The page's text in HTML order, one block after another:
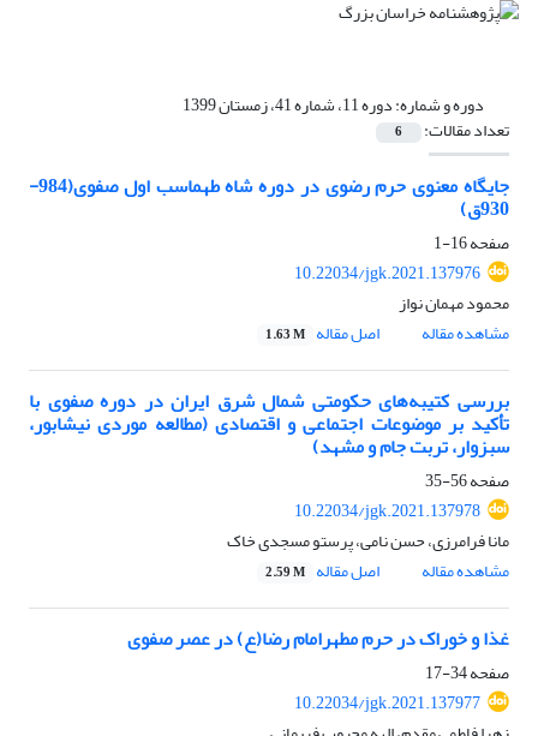
دوره و شماره:دوره 11، شماره 41، زمستان 1399
تعداد مقالات: 6
جایگاه معنوی حرم رضوی در دوره شاه طهماسب اول صفوی(984-
930ق)
صفحه16-1
10.22034/jgk.2021.137976
محمود مهمان نواز
مشاهده مقاله
اصل مقاله 1.63 M
بررسی کتیبه‌های حکومتی شمال شرق ایران در دوره صفوی با
تأکید بر موضوعات اجتماعی و اقتصادی (مطالعه موردی نیشابور،
سبزوار، تربت جام و مشهد)
صفحه56-35
10.22034/jgk.2021.137978
مانا فرامرزی، حسن نامی، پرستو مسجدی خاک
مشاهده مقاله
اصل مقاله 2.59 M
غذا و خوراک در حرم مطهرامام رضا(ع) در عصر صفوی
صفحه34-17
10.22034/jgk.2021.137977